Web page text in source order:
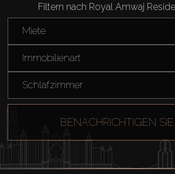
Filtern nach Royal Amwaj
Miete
Immobilienart
Schlafzimmer
BENACHRICHTIGEN